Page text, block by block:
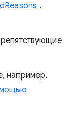
.
например,